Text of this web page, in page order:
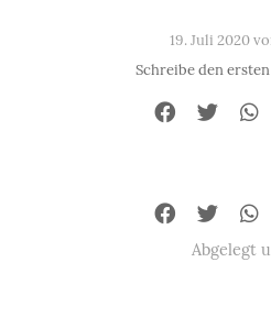
19. Juli 2020
Schreibe den
Abgelegt